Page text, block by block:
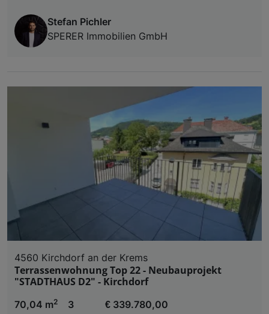
Stefan Pichler
SPERER Immobilien GmbH
4560 Kirchdorf an der Krems
Terrassenwohnung Top 22 - Neubauprojekt
"STADTHAUS D2" - Kirchdorf
70,04 m2
3 € 339.780,00